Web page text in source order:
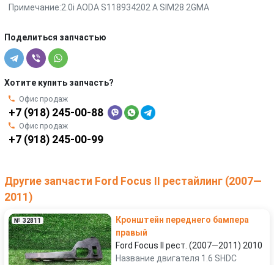
Примечание:2.0i AODA S118934202 A SIM28 2GMA
Поделиться запчастью
Хотите купить запчасть?
Офис продаж
+7 (918) 245-00-88
Офис продаж
+7 (918) 245-00-99
Другие запчасти Ford Focus II рестайлинг (2007—
2011)
№ 32811
Кронштейн переднего бампера
правый
Ford Focus II рест. (2007—2011) 2010
Название двигателя 1.6 SHDC